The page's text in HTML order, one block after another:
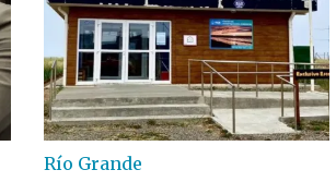
Río Grande